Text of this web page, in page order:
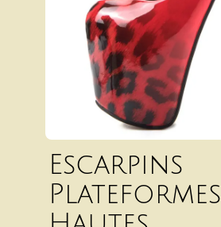
Escarpins
Plateformes